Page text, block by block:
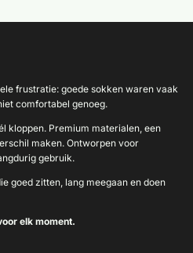
frustratie: goede sokken waren vaak
comfortabel genoeg.
kloppen. Premium materialen, een
maken. Ontworpen voor
gebruik.
goed zitten, lang meegaan en doen
elk moment.